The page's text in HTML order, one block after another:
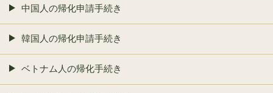
中国人の帰化申請手続き
韓国人の帰化申請手続き
ベトナム人の帰化手続き